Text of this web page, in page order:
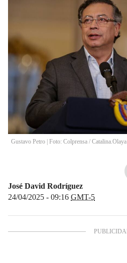
Gustavo Petro | Foto: Colprensa / Catalina.Olaya
José David Rodríguez
24/04/2025 - 09:16 GMT-5